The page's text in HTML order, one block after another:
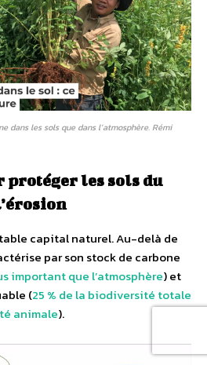
dans les sols que dans l’atmosphère. Rémi
protéger les sols du
capital naturel. Au-delà de
par son stock de carbone
important que l’atmosphère) et
(25 % de la biodiversité totale
animale).